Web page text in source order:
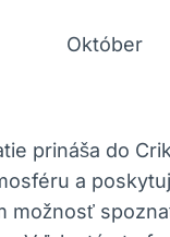
Október
prináša do
a
možnosť